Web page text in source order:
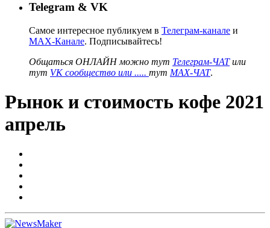
Telegram & VK
Самое интересное публикуем в Телеграм-канале и
MAX-Канале. Подписывайтесь!
Общаться ОНЛАЙН можно тут Телеграм-ЧАТили
тут VK сообщество или ..... тут MAX-ЧАТ.
Рынок и стоимость кофе 2021
апрель